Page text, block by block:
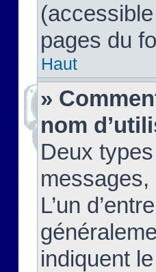
pages du
Haut
»
nom
Deux
messages,
L’un
indiquent